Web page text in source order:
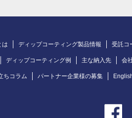
は ディップコーティング製品情報 受託コ
ディップコーティング例 主な納入先 会
ちコラム パートナー企業様の募集